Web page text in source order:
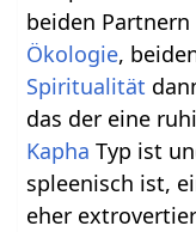
beiden
Ökologie,
Spiritualität
das der eine
Kapha Typ ist
spleenisch ist,
eher